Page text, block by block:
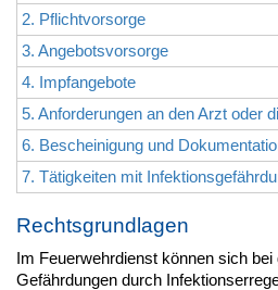
2. Pflichtvorsorge
3. Angebotsvorsorge
4. Impfangebote
5. Anforderungen an den Arzt oder
6. Bescheinigung und
7. Tätigkeiten mit
Rechtsgrundlagen
Im Feuerwehrdienst können sich
Gefährdungen durch